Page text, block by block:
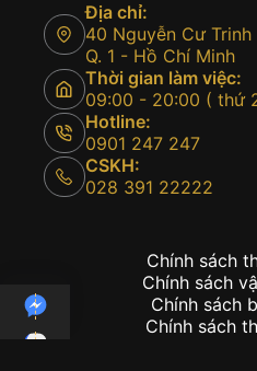
Địa chỉ:
40 Nguyễn Cư
Q. 1 - Hồ Chí Minh
Thời gian làm việc:
09:00 - 20:00 ( thứ
Hotline:
0901 247 247
CSKH:
028 391 22222
Chính sách
Chính sách
Chính sách
Chính sách